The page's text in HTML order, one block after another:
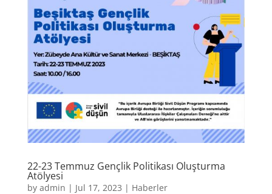
22-23 Temmuz Gençlik Politikası Oluşturma
Atölyesi
by admin | Jul 17, 2023 | Haberler